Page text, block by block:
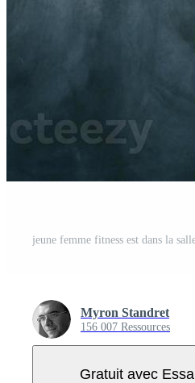
Myron Standret
156 007 Ressources
Gratuit avec